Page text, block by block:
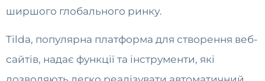
ширшого глобального ринку.
Tilda, популярна платформа для створення веб-
сайтів, надає функції та інструменти, які